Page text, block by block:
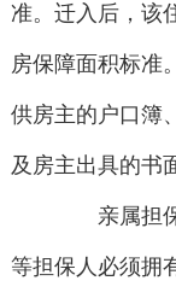
准。迁入后，该
房保障面积标准
供房主的户口簿
及房主出具的书
亲属担保
等担保人必须拥